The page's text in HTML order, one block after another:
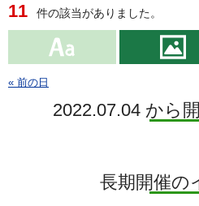
11 件の該当がありました。
« 前の日
2022.07.04 から
長期開催の